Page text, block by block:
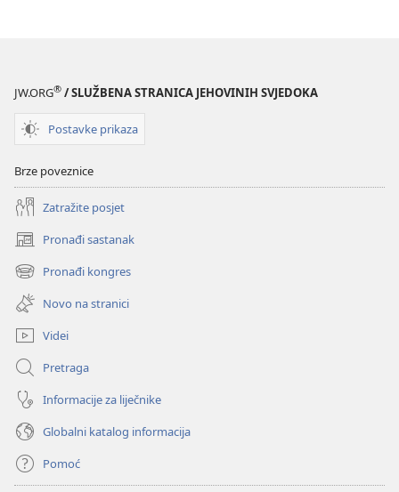
JW.ORG® / SLUŽBENA STRANICA JEHOVINIH SVJEDOKA
Postavke prikaza
Brze poveznice
Zatražite posjet
Pronađi sastanak
(otvara
se
novi
prozor)
Pronađi kongres
(otvara
se
novi
prozor)
Novo na stranici
Videi
Pretraga
Informacije za liječnike
Globalni katalog informacija
Pomoć